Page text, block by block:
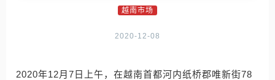
越南市场
2020-12-08
2020年12月7日上午，在越南首都河内纸桥郡唯新街78